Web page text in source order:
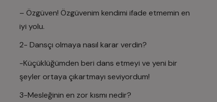
– Özgüven! Özgüvenim kendimi ifade etmemin en
iyi yolu.
2- Dansçı olmaya nasıl karar verdin?
-Küçüklüğümden beri dans etmeyi ve yeni bir
şeyler ortaya çıkartmayı seviyordum!
3-Mesleğinin en zor kısmı nedir?